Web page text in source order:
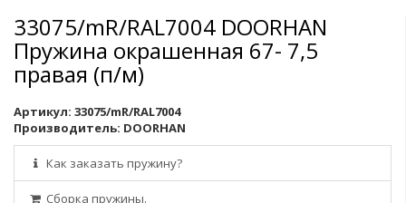
33075/mR/RAL7004 DOORHAN
Пружина окрашенная 67- 7,5
правая (п/м)
Артикул: 33075/mR/RAL7004
Производитель: DOORHAN
Как заказать пружину?
Сборка пружины.